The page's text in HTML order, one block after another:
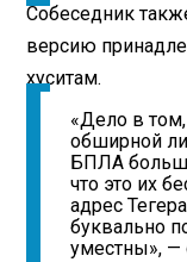
Собеседник
версию
хуситам.
«Дело в
обширной
БПЛА
что это их
адрес
буквально
уместны», —